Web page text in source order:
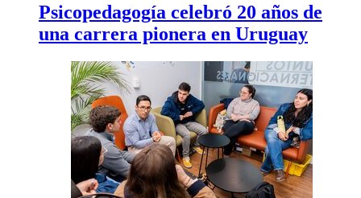
Psicopedagogía celebró 20 años de
una carrera pionera en Uruguay